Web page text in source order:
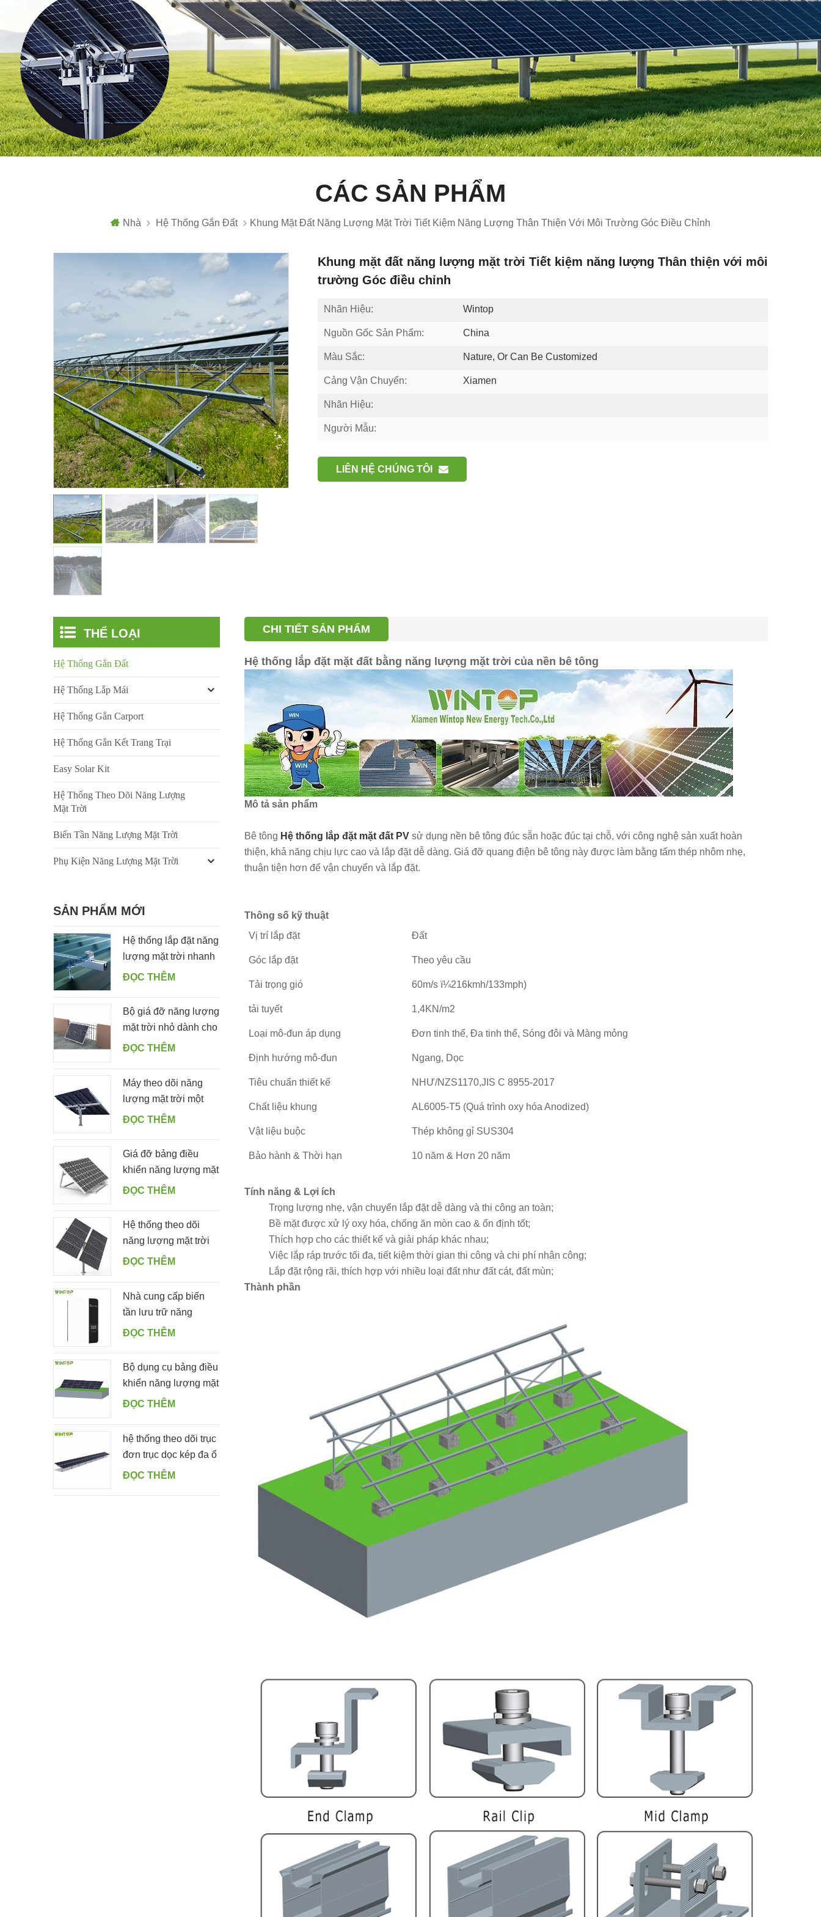
CÁC SẢN PHẨM
Nhà Hệ Thống Gắn Đất Khung Mặt Đất Năng Lượng Mặt Trời Tiết Kiệm Năng Lượng Thân Thiện Với Môi Trường Góc Điều Chỉnh
Khung mặt đất năng lượng mặt trời Tiết kiệm năng lượng Thân thiện với môi
trường Góc điều chỉnh
Nhãn Hiệu: Wintop
Nguồn Gốc Sản Phẩm: China
Màu Sắc: Nature, Or Can Be Customized
Cảng Vận Chuyển: Xiamen
Nhãn Hiệu:
Người Mẫu:
LIÊN HỆ CHÚNG TÔI
CHI TIẾT SẢN PHẨM
Hệ thống lắp đặt mặt đất bằng năng lượng mặt trời của nền bê tông
Mô tả sản phẩm
Bê tông Hệ thống lắp đặt mặt đất PVsử dụng nền bê tông đúc sẵn hoặc đúc tại chỗ, với công nghệ sản xuất hoàn
thiện, khả năng chịu lực cao và lắp đặt dễ dàng. Giá đỡ quang điện bê tông này được làm bằng tấm thép nhôm nhẹ,
thuận tiện hơn để vận chuyển và lắp đặt.
Thông số kỹ thuật
Vị trí lắp đặt
Đất
Góc lắp đặt Theo yêu cầu
Tải trọng gió 60m/s ï¼216kmh/133mph)
tải tuyết 1,4KN/m2
Loại mô-đun áp dụng Đơn tinh thể, Đa tinh thể, Sóng đôi và Màng mỏng
Định hướng mô-đun Ngang, Dọc
Tiêu chuẩn thiết kế NHƯ/NZS1170,JIS C 8955-2017
Chất liệu khung AL6005-T5 (Quá trình oxy hóa Anodized)
Vật liệu buộc Thép không gỉ SUS304
Bảo hành & Thời hạn 10 năm & Hơn 20 năm
Tính năng & Lợi ích
Trọng lượng nhẹ, vận chuyển lắp đặt dễ dàng và thi công an toàn;
Bề mặt được xử lý oxy hóa, chống ăn mòn cao & ổn định tốt;
Thích hợp cho các thiết kế và giải pháp khác nhau;
Việc lắp ráp trước tối đa, tiết kiệm thời gian thi công và chi phí nhân công;
Lắp đặt rộng rãi, thích hợp với nhiều loại đất như đất cát, đất mùn;
Thành phần
THỂ LOẠI
Hệ Thống Gắn Đất
Hệ Thống Lắp Mái
Hệ Thống Gắn Carport
Hệ Thống Gắn Kết Trang Trại
Easy Solar Kit
Hệ Thống Theo Dõi Năng Lượng
Mặt Trời
Biến Tần Năng Lượng Mặt Trời
Phụ Kiện Năng Lượng Mặt Trời
SẢN PHẨM MỚI
Hệ thống lắp đặt năng
lượng mặt trời nhanh
trên mái thiếc với móc
ĐỌC THÊM
Bộ giá đỡ năng lượng
mặt trời nhỏ dành cho
khu dân cư dành cho
ĐỌC THÊM
Máy theo dõi năng
lượng mặt trời một
cọc tự động với 10
ĐỌC THÊM
Giá đỡ bảng điều
khiển năng lượng mặt
trời dễ dàng bằng
ĐỌC THÊM
Hệ thống theo dõi
năng lượng mặt trời
một hàng kép thông
ĐỌC THÊM
Nhà cung cấp biến
tần lưu trữ năng
lượng mặt trời ngoài
ĐỌC THÊM
Bộ dụng cụ bảng điều
khiển năng lượng mặt
trời gắn trên mặt đất
ĐỌC THÊM
hệ thống theo dõi trục
đơn trục dọc kép đa ổ
ĐỌC THÊM